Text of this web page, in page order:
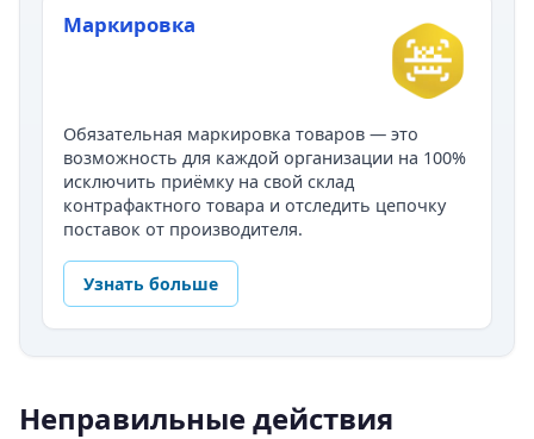
Маркировка
Обязательная маркировка товаров — это
возможность для каждой организации на 100%
исключить приёмку на свой склад
контрафактного товара и отследить цепочку
поставок от производителя.
Узнать больше
Неправильные действия